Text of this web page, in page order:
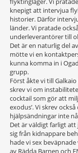
knepigt att intervjua
historier. Därför
länder. Vi pratade
underleverantörer till
Det är en naturlig del
mötte vi en
kunna komma in i
grupp.
Först åkte vi till
skrev vi om
cocktail som gör att
exodus’. Vi skrev
hjälpsändningar inte
Det är väldigt farligt
sig från kidnappare
hade vi sex